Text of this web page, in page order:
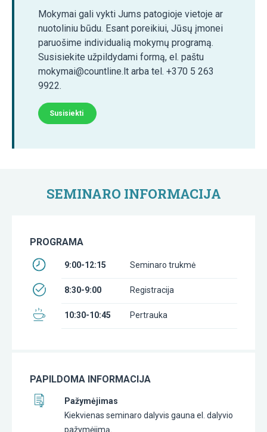
Mokymai gali vykti Jums patogioje vietoje ar
nuotoliniu būdu. Esant poreikiui, Jūsų įmonei
paruošime individualią mokymų programą.
Susisiekite užpildydami formą, el. paštu
mokymai@countline.lt arba tel. +370 5 263
9922.
Susisiekti
SEMINARO INFORMACIJA
PROGRAMA
9:00-12:15 Seminaro trukmė
8:30-9:00 Registracija
10:30-10:45 Pertrauka
PAPILDOMA INFORMACIJA
Pažymėjimas
Kiekvienas seminaro dalyvis gauna el. dalyvio
pažymėjimą.